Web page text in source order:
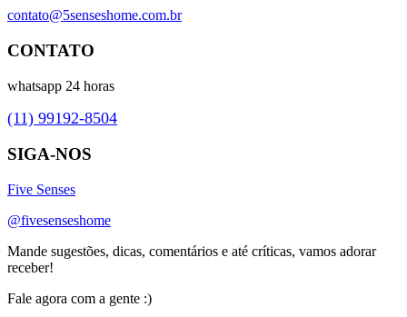
contato@5senseshome.com.br
CONTATO
whatsapp 24 horas
(11) 99192-8504
SIGA-NOS
Five Senses
@fivesenseshome
Mande sugestões, dicas, comentários e até críticas, vamos adorar
receber!
Fale agora com a gente :)